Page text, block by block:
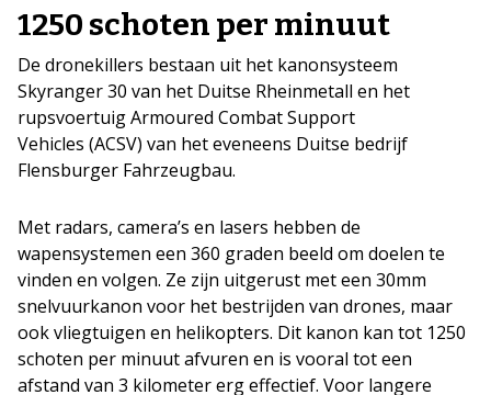
1250 schoten per minuut
De dronekillers bestaan uit het kanonsysteem
Skyranger 30 van het Duitse Rheinmetall en het
rupsvoertuig Armoured Combat Support
Vehicles (ACSV) van het eveneens Duitse bedrijf
Flensburger Fahrzeugbau.
Met radars, camera’s en lasers hebben de
wapensystemen een 360 graden beeld om doelen te
vinden en volgen. Ze zijn uitgerust met een 30mm
snelvuurkanon voor het bestrijden van drones, maar
ook vliegtuigen en helikopters. Dit kanon kan tot 1250
schoten per minuut afvuren en is vooral tot een
afstand van 3 kilometer erg effectief. Voor langere